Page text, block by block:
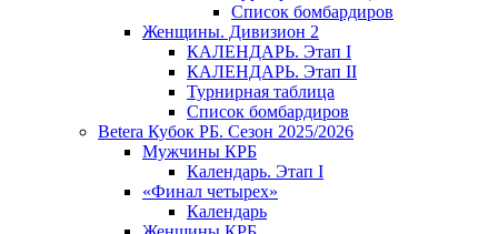
Список бомбардиров
Женщины. Дивизион 2
КАЛЕНДАРЬ. Этап I
КАЛЕНДАРЬ. Этап II
Турнирная таблица
Список бомбардиров
Betera Кубок РБ. Сезон 2025/2026
Мужчины КРБ
Календарь. Этап I
«Финал четырех»
Календарь